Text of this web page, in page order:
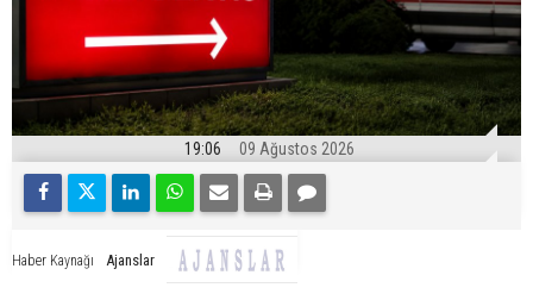
19:06 09 Ağustos 2026
Haber Kaynağı Ajanslar